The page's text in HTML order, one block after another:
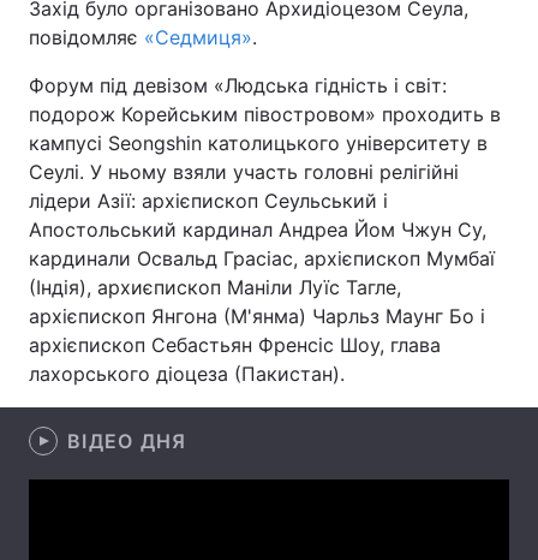
Україна
Економіка Світ
Спорт Наука
Техно і зв'язок Лайт
Зброя Інциденти
Здоров'я Туризм
Погода
Захід було організовано Архидіоцезом Сеула,
повідомляє «Седмиця».
Форум під девізом «Людська гідність і світ:
подорож Корейським півостровом» проходить в
кампусі Seongshin католицького університету в
Сеулі. У ньому взяли участь головні релігійні
лідери Азії: архієпископ Сеульський і
Апостольський кардинал Андреа Йом Чжун Су,
кардинали Освальд Грасіас, архієпископ Мумбаї
(Індія), архиєпископ Маніли Луїс Тагле,
архієпископ Янгона (М'янма) Чарльз Маунг Бо і
архієпископ Себастьян Френсіс Шоу, глава
лахорського діоцеза (Пакистан).
ВІДЕО ДНЯ